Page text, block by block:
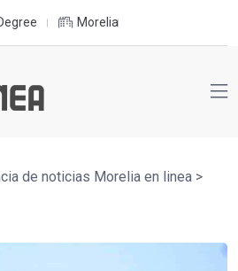
Morelia
de noticias Morelia en linea >